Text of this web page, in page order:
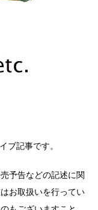
ブ記事です。
予告などの記述に関
お取扱いを行ってい